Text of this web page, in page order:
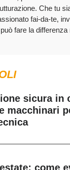
Che tu
fai-da-te,
fare la differenza
sicura in
macchinari
come